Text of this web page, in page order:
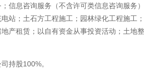
信息咨询服务（不含许可类信息咨询服务
站；土石方工程施工；园林绿化工程施工
产租赁；以自有资金从事投资活动；土地
持股100%。